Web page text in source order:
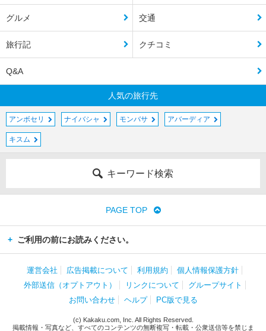
グルメ 交通
旅行記 クチコミ
Q&A
人気の旅行先
アンボセリ ナイバシャ モンバサ アバーディア
キスム
キーワード検索
PAGE TOP
ご利用の前にお読みください。
運営会社 広告掲載について 利用規約
個人情報保護方針
外部送信（オプトアウト）
リンクについて
グループサイト
お問い合わせ
ヘルプ PC版で見る
(c) Kakaku.com, Inc. All Rights Reserved.
掲載情報・写真など、すべてのコンテンツの無断複写・転載・公衆送信等を禁じま